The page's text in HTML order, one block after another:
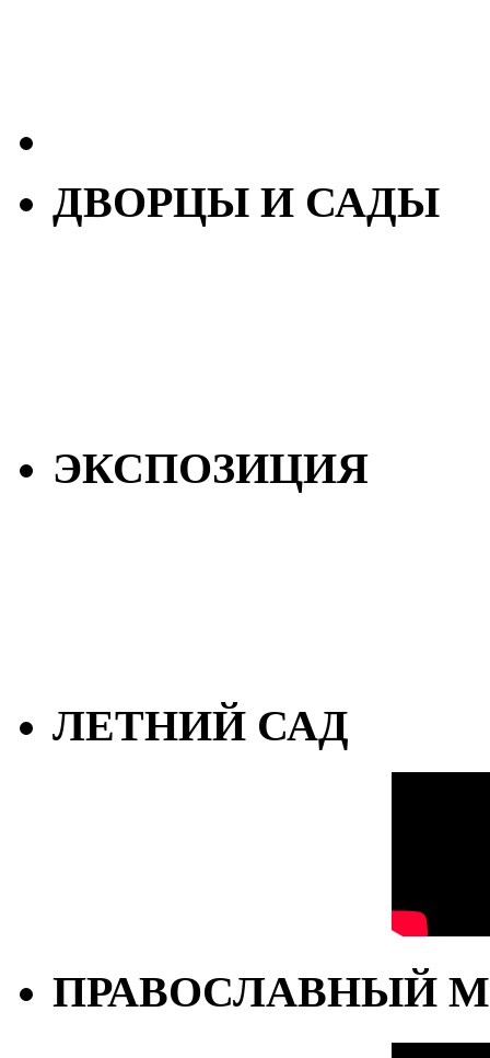
ДВОРЦЫ И САДЫ
ЭКСПОЗИЦИЯ
ЛЕТНИЙ САД
ПРАВОСЛАВНЫЙ